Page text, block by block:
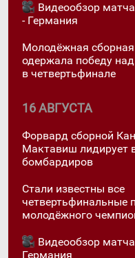
Видеообзор
- Германия
Молодёжная
одержалa победу
в четвертьфинале
16 АВГУСТА
Форвард сборной
Мактавиш лидирует
бомбардиров
Стали известны все
четвертьфинальные
молодёжного
Видеообзор
Германия